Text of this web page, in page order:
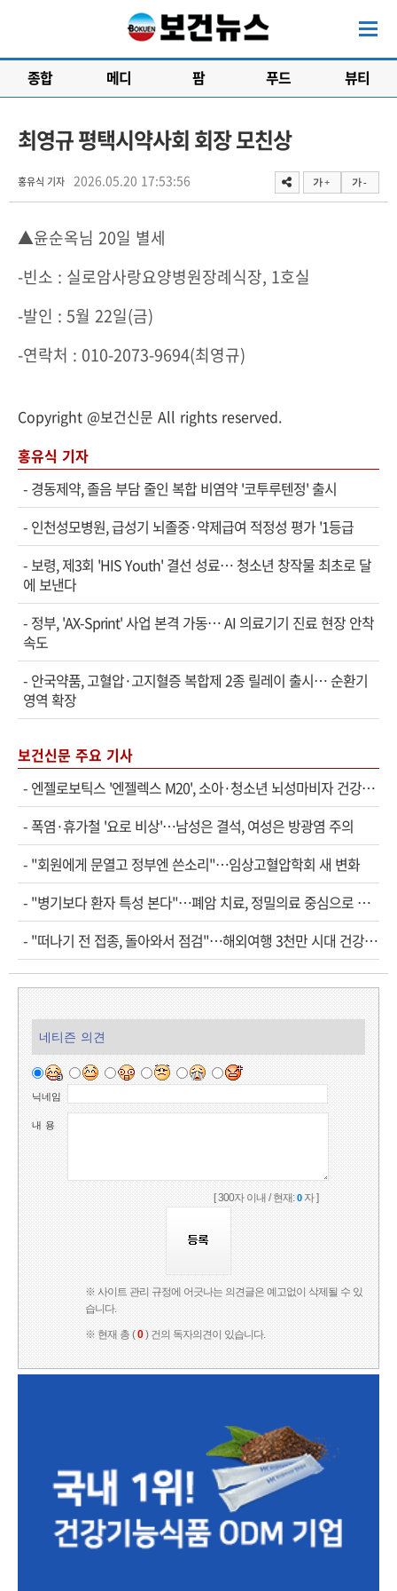
종합 메디 팜 푸드 뷰티
최영규 평택시약사회 회장 모친상
홍유식 기자 2026.05.20 17:53:56 가 + 가 -
▲윤순옥님 20일 별세
-빈소 : 실로암사랑요양병원장례식장, 1호실
-발인 : 5월 22일(금)
-연락처 : 010-2073-9694(최영규)
Copyright @보건신문 All rights reserved.
홍유식 기자
- 경동제약, 졸음 부담 줄인 복합 비염약 '코투루텐정' 출시
- 인천성모병원, 급성기 뇌졸중·약제급여 적정성 평가 '1등급
-보령, 제3회 'HIS Youth' 결선 성료… 청소년 창작물 최초로 달
에 보낸다
- 정부, 'AX-Sprint' 사업 본격 가동… AI 의료기기 진료 현장 안착
속도
- 안국약품, 고혈압·고지혈증 복합제 2종 릴레이 출시… 순환기
영역 확장
보건신문 주요 기사
- 엔젤로보틱스 '엔젤렉스 M20', 소아·청소년 뇌성마비자 건강보험 확대 적용
- 폭염·휴가철 '요로 비상'…남성은 결석, 여성은 방광염 주의
- "회원에게 문열고 정부엔 쓴소리"…임상고혈압학회 새 변화
- "병기보다 환자 특성 본다"…폐암 치료, 정밀의료 중심으로 진화
- "떠나기 전 접종, 돌아와서 점검"…해외여행 3천만 시대 건강관리법
네티즌 의견
닉네임
내 용
[ 300자 이내 / 현재:0자 ]
※ 사이트 관리 규정에 어긋나는 의견글은 예고없이 삭제될 수 있
습니다.
※ 현재 총 (0) 건의 독자의견이 있습니다.